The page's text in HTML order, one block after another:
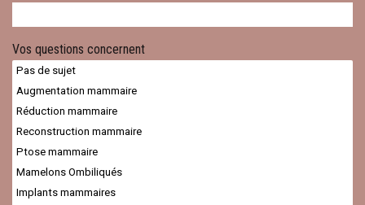
Vos questions concernent